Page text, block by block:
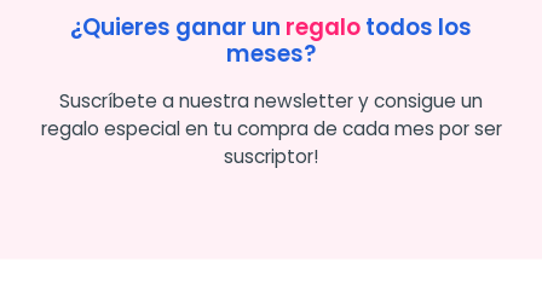
¿Quieres ganar un regalotodos los
meses?
Suscríbete a nuestra newsletter y consigue un
regalo especial en tu compra de cada mes por ser
suscriptor!